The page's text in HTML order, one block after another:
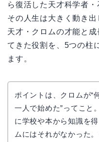
ら復活した天才科学者・
その人生は大きく動き
天才・クロムの才能と
てきた役割を、5つの柱
ます。
ポイントは、クロムが“
一人で始めた”ってこと
に学校や本から知識を
ムにはそれがなかった